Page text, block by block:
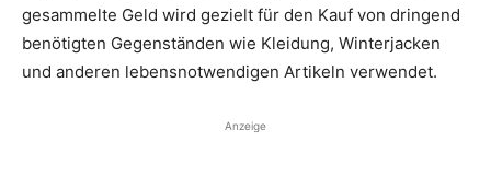
gesammelte Geld wird gezielt für den Kauf von dringend
benötigten Gegenständen wie Kleidung, Winterjacken
und anderen lebensnotwendigen Artikeln verwendet.
Anzeige